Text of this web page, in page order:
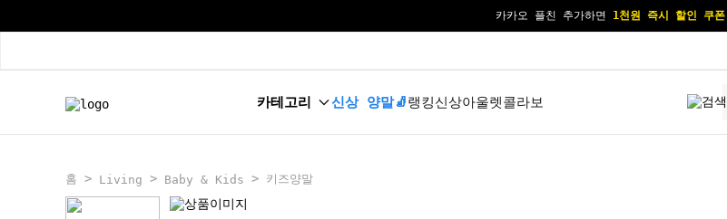
카카오 플친 추가하면 1천원 즉시 할인 쿠폰
카테고리 신상 양말🧦랭킹신상아울렛콜라보
홈 > Living > Baby & Kids > 키즈양말